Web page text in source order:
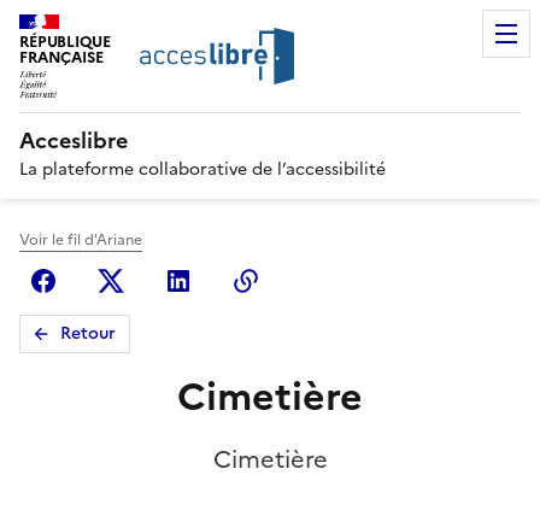
RÉPUBLIQUE
FRANÇAISE
Acceslibre
La plateforme collaborative de l’accessibilité
Voir le fil d'Ariane
FacebookX (anciennement Twitter)
Linkedin
Retour
Cimetière
Cimetière